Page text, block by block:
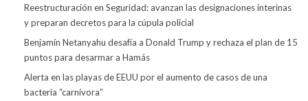
Reestructuración en Seguridad: avanzan las designaciones interinas
y preparan decretos para la cúpula policial
Benjamín Netanyahu desafía a Donald Trump y rechaza el plan de 15
puntos para desarmar a Hamás
Alerta en las playas de EEUU por el aumento de casos de una
bacteria “carnívora”